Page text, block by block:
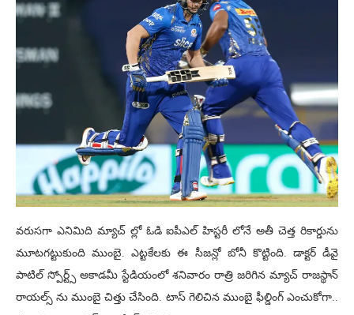
వరుసగా ఎనిమిది మ్యాచ్ ల్లో ఓడి ఐపీఎల్ హిస్టరీ లోనే అతీ చెత్త రికార్డును
మూటగట్టుకుంది ముంబై. ఎట్టకేలకు ఈ సీజన్లో బోనీ కొట్టింది. డాక్టర్ డీవై
పాటిల్ స్పోర్ట్స్ అకాడమీ స్టేడియంలో శనివారం రాత్రి జరిగిన మ్యాచ్ రాజస్థాన్
రాయల్స్ ను ముంబై చిత్తు చేసింది. టాస్ గెలిచిన ముంబై ఫీల్డింగ్ ఎంచుకోగా..